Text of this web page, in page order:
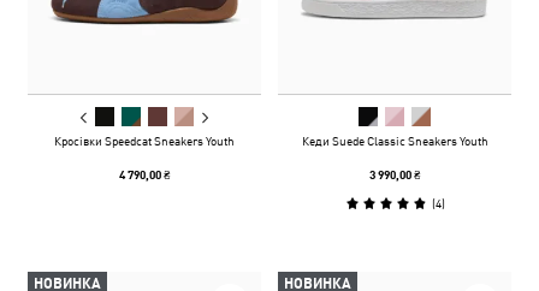
Кросівки Speedcat Sneakers Youth
4 790,00 ₴
Кеди Suede Classic Sneakers Youth
3 990,00 ₴
(4)
НОВИНКА НОВИНКА